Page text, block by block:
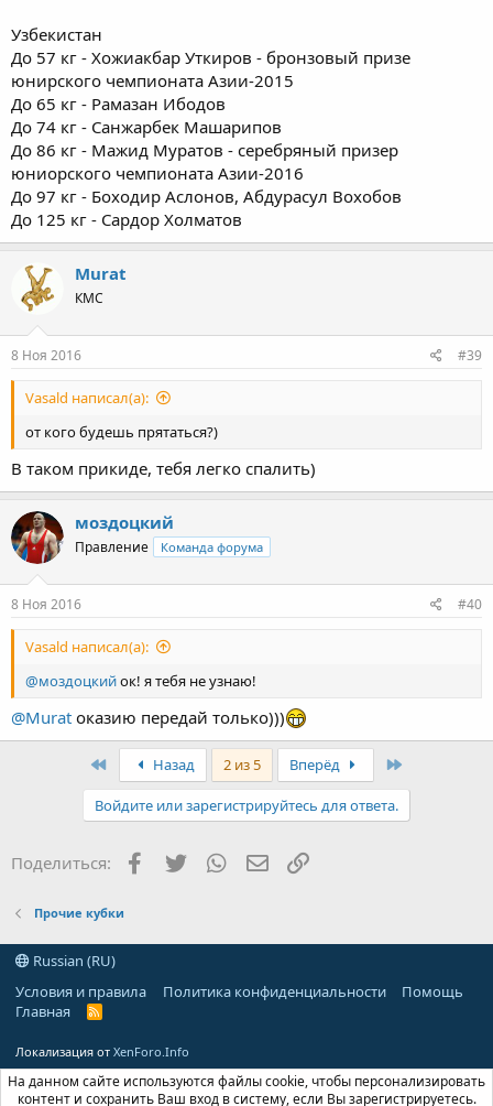
Узбекистан
До 57 кг - Хожиакбар Уткиров - бронзовый призе
юнирского чемпионата Азии-2015
До 65 кг - Рамазан Ибодов
До 74 кг - Санжарбек Машарипов
До 86 кг - Мажид Муратов - серебряный призер
юниорского чемпионата Азии-2016
До 97 кг - Боходир Аслонов, Абдурасул Вохобов
До 125 кг - Сардор Холматов
Murat
КМС
8 Ноя 2016 #39
Vasald написал(а):
от кого будешь прятаться?)
В таком прикиде, тебя легко спалить)
моздоцкий
Правление Команда форума
8 Ноя 2016 #40
Vasald написал(а):
@моздоцкийок! я тебя не узнаю!
@Murat оказию передай только)))
Назад 2 из 5 Вперёд
Войдите или зарегистрируйтесь для ответа.
Поделиться: Facebook
Twitter WhatsAppЭлектронная почта
Прочие кубки
Russian (RU)
Условия и правила
Политика конфиденциальности
Помощь
Главная
R
Локализация от XenForo.Info
На данном сайте используются файлы cookie, чтобы персонализировать
контент и сохранить Ваш вход в систему, если Вы зарегистрируетесь.